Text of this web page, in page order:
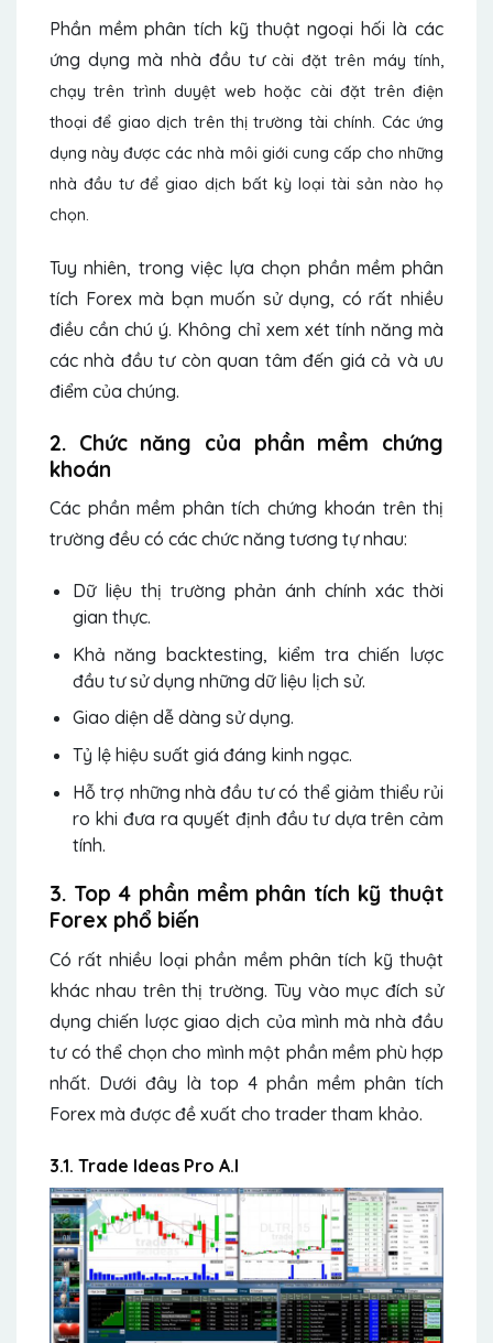
Phần mềm phân tích kỹ thuật ngoại hối là các
ứng dụng mà nhà đầu tưcài đặt trên máy tính,
chạy trên trình duyệt web hoặc cài đặt trên điện
thoại để giao dịch trên thị trường tài chính. Các ứng
dụng này được các nhà môi giới cung cấp cho những
nhà đầu tư để giao dịch bất kỳ loại tài sản nào họ
chọn.
Tuy nhiên, trong việc lựa chọn phần mềm phân
tích Forex mà bạn muốn sử dụng, có rất nhiều
điều cần chú ý. Không chỉ xem xét tính năng mà
các nhà đầu tư còn quan tâm đến giá cả và ưu
điểm của chúng.
2. Chức năng của phần mềm chứng
khoán
Các phần mềm phân tích chứng khoán trên thị
trường đều có các chức năng tương tự nhau:
Dữ liệu thị trường phản ánh chính xác thời
gian thực.
Khả năng backtesting, kiểm tra chiến lược
đầu tư sử dụng những dữ liệu lịch sử.
Giao diện dễ dàng sử dụng.
Tỷ lệ hiệu suất giá đáng kinh ngạc.
Hỗ trợ những nhà đầu tư có thể giảm thiểu rủi
ro khi đưa ra quyết định đầu tư dựa trên cảm
tính.
3. Top 4 phần mềm phân tích kỹ thuật
Forex phổ biến
Có rất nhiều loại phần mềm phân tích kỹ thuật
khác nhau trên thị trường. Tùy vào mục đích sử
dụng chiến lược giao dịch của mình mà nhà đầu
tư có thể chọn cho mình một phần mềm phù hợp
nhất. Dưới đây là top 4 phần mềm phân tích
Forex mà được đề xuất cho trader tham khảo.
3.1. Trade Ideas Pro A.I